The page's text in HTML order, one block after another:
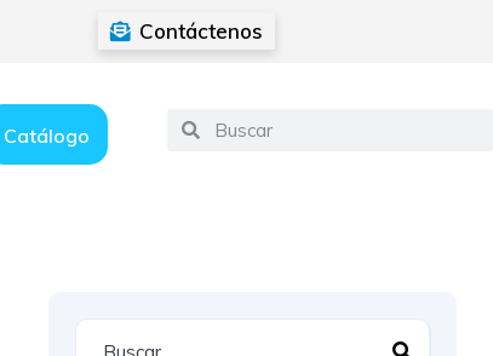
Contáctenos
Catálogo